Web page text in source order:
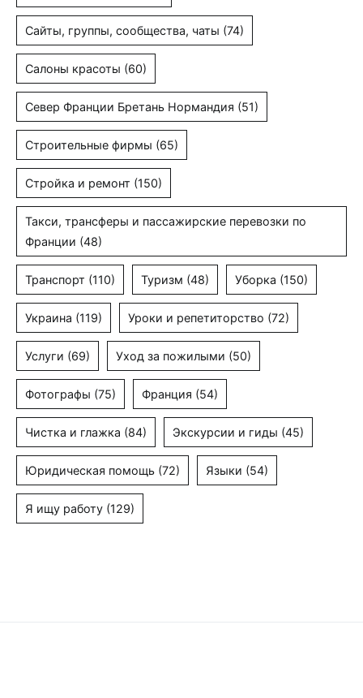
Сайты, группы, сообщества, чаты (74)
Салоны красоты (60)
Север Франции Бретань Нормандия (51)
Строительные фирмы (65)
Стройка и ремонт (150)
Такси, трансферы и пассажирские перевозки по
Франции (48)
Транспорт (110) Туризм (48) Уборка (150)
Украина (119) Уроки и репетиторство (72)
Услуги (69) Уход за пожилыми (50)
Фотографы (75) Франция (54)
Чистка и глажка (84) Экскурсии и гиды (45)
Юридическая помощь (72) Языки (54)
Я ищу работу (129)